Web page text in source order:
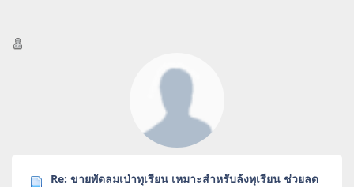
Re: ขายพัดลมเป่าทุเรียน เหมาะสำหรับล้งทุเรียน ช่วยลด